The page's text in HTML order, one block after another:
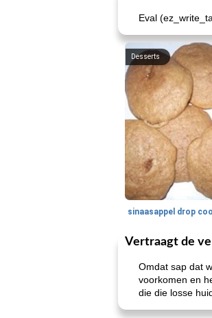
Eval
Desserts
sinaasappel drop
Vertraagt ​​de
Omdat sap dat
voorkomen en
die die losse